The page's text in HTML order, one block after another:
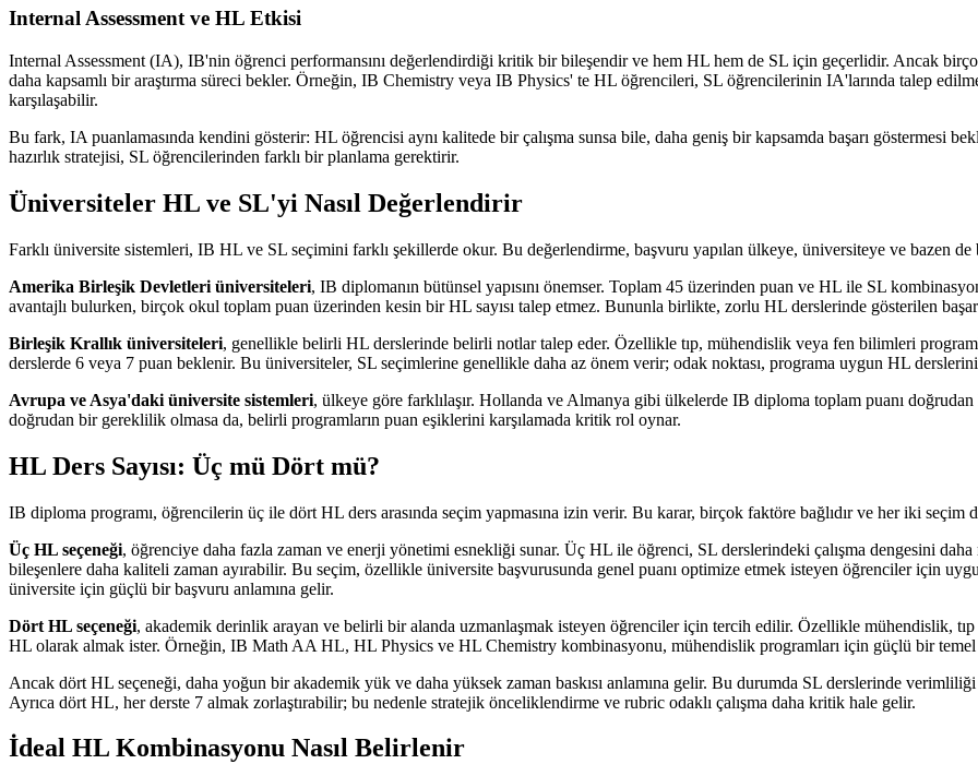
Internal Assessment ve HL Etkisi
Internal Assessment (IA), IB'nin öğrenci performansını değerlendirdiği kritik bir bileşendir ve hem HL hem de SL için geçerlidir. Ancak
daha kapsamlı bir araştırma süreci bekler. Örneğin, IB Chemistry veya IB Physics' te HL öğrencileri, SL öğrencilerinin IA'larında talep
karşılaşabilir.
Bu fark, IA puanlamasında kendini gösterir: HL öğrencisi aynı kalitede bir çalışma sunsa bile, daha geniş bir kapsamda başarı göstermesi
hazırlık stratejisi, SL öğrencilerinden farklı bir planlama gerektirir.
Üniversiteler HL ve SL'yi Nasıl Değerlendirir
Farklı üniversite sistemleri, IB HL ve SL seçimini farklı şekillerde okur. Bu değerlendirme, başvuru yapılan ülkeye, üniversiteye ve bazen de
Amerika Birleşik Devletleri üniversiteleri, IB diplomanın bütünsel yapısını önemser. Toplam 45 üzerinden puan ve HL ile SL
avantajlı bulurken, birçok okul toplam puan üzerinden kesin bir HL sayısı talep etmez. Bununla birlikte, zorlu HL derslerinde gösterilen
Birleşik Krallık üniversiteleri, genellikle belirli HL derslerinde belirli notlar talep eder. Özellikle tıp, mühendislik veya fen bilimleri
derslerde 6 veya 7 puan beklenir. Bu üniversiteler, SL seçimlerine genellikle daha az önem verir; odak noktası, programa uygun HL derslerinin
Avrupa ve Asya'daki üniversite sistemleri, ülkeye göre farklılaşır. Hollanda ve Almanya gibi ülkelerde IB diploma toplam puanı
doğrudan bir gereklilik olmasa da, belirli programların puan eşiklerini karşılamada kritik rol oynar.
HL Ders Sayısı: Üç mü Dört mü?
IB diploma programı, öğrencilerin üç ile dört HL ders arasında seçim yapmasına izin verir. Bu karar, birçok faktöre bağlıdır ve her iki seçim
Üç HL seçeneği, öğrenciye daha fazla zaman ve enerji yönetimi esnekliği sunar. Üç HL ile öğrenci, SL derslerindeki çalışma dengesini
bileşenlere daha kaliteli zaman ayırabilir. Bu seçim, özellikle üniversite başvurusunda genel puanı optimize etmek isteyen öğrenciler için
üniversite için güçlü bir başvuru anlamına gelir.
Dört HL seçeneği, akademik derinlik arayan ve belirli bir alanda uzmanlaşmak isteyen öğrenciler için tercih edilir. Özellikle mühendislik,
HL olarak almak ister. Örneğin, IB Math AA HL, HL Physics ve HL Chemistry kombinasyonu, mühendislik programları için güçlü bir temel
Ancak dört HL seçeneği, daha yoğun bir akademik yük ve daha yüksek zaman baskısı anlamına gelir. Bu durumda SL derslerinde
Ayrıca dört HL, her derste 7 almak zorlaştırabilir; bu nedenle stratejik önceliklendirme ve rubric odaklı çalışma daha kritik hale gelir.
İdeal HL Kombinasyonu Nasıl Belirlenir